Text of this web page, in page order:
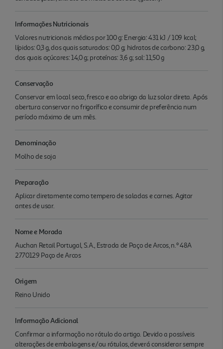
Informações Nutricionais
Valores nutricionais médios por 100 g: Energia: 431 kJ / 109 kcal;
lípidos: 0,3 g, dos quais saturados: 0,0 g; hidratos de carbono: 23,0 g,
dos quais açúcares: 14,0 g; proteínas: 3,6 g; sal: 11,50 g
Conservação
Conservar em local seco, fresco e ao abrigo da luz solar direta. Após
abertura conservar no frigorífico e consumir de preferência num
período máximo de um mês.
Denominação
Molho de soja
Preparação
Aplicar diretamente como tempero de saladas e carnes. Agitar
antes de usar.
Nome e Morada
Auchan Retail Portugal, S.A., Estrada de Paço de Arcos, n.º 48A
2770129 Paço de Arcos
Origem
Reino Unido
Informação Adicional
Confirmar a informação no rótulo do artigo. Devido a possíveis
alterações de embalagens e/ou rótulos, deverá considerar sempre